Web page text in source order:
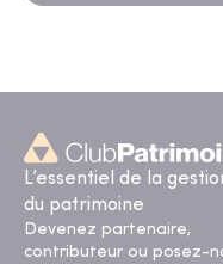
L’essentiel de la
du patrimoine
Devenez partenaire,
contributeur ou posez-